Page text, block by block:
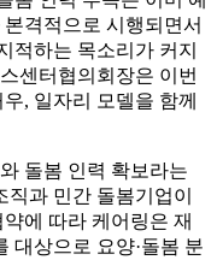
격적으로 시행되면서
적하는 목소리가 커지
센터협의회장은 이번
, 일자리 모델을 함께
돌봄 인력 확보라는
과 민간 돌봄기업이
에 따라 케어링은 재
대상으로 요양·돌봄 분